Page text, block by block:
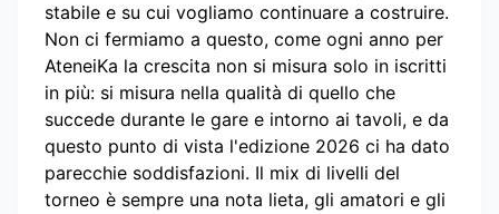
stabile e su cui vogliamo continuare a costruire.
Non ci fermiamo a questo, come ogni anno per
AteneiKa la crescita non si misura solo in iscritti
in più: si misura nella qualità di quello che
succede durante le gare e intorno ai tavoli, e da
questo punto di vista l'edizione 2026 ci ha dato
parecchie soddisfazioni. Il mix di livelli del
torneo è sempre una nota lieta, gli amatori e gli